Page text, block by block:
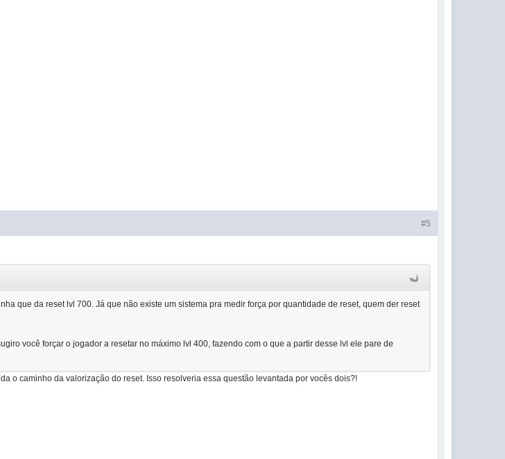
#5
que da reset lvl 700. Já que não existe um sistema pra medir força por quantidade de reset, quem der reset
você forçar o jogador a resetar no máximo lvl 400, fazendo com o que a partir desse lvl ele pare de
o caminho da valorização do reset. Isso resolveria essa questão levantada por vocês dois?!